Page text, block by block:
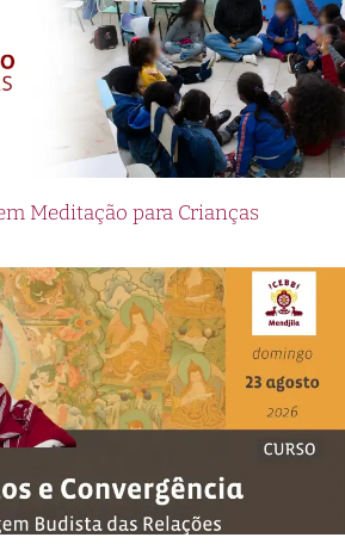
Meditação para Crianças